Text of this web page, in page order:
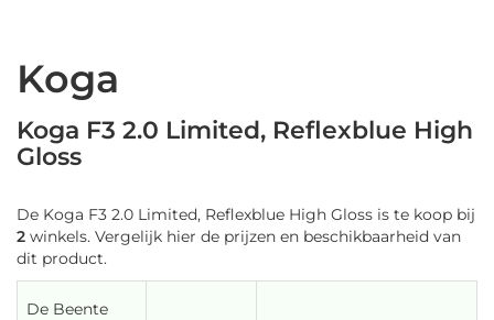
Koga
Koga F3 2.0 Limited, Reflexblue High
Gloss
De Koga F3 2.0 Limited, Reflexblue High Gloss is te koop bij
2 winkels. Vergelijk hier de prijzen en beschikbaarheid van
dit product.
De Beente